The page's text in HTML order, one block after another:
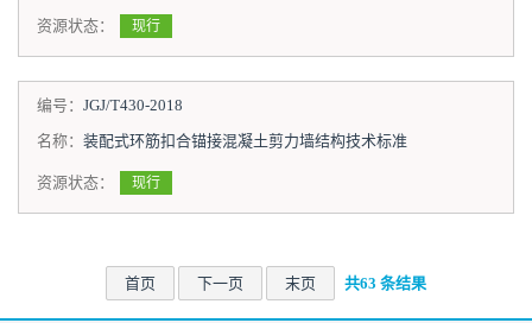
资源状态： 现行
编号： JGJ/T430-2018
名称： 装配式环筋扣合锚接混凝土剪力墙结构技术标准
资源状态： 现行
首页 下一页 末页 共63 条结果